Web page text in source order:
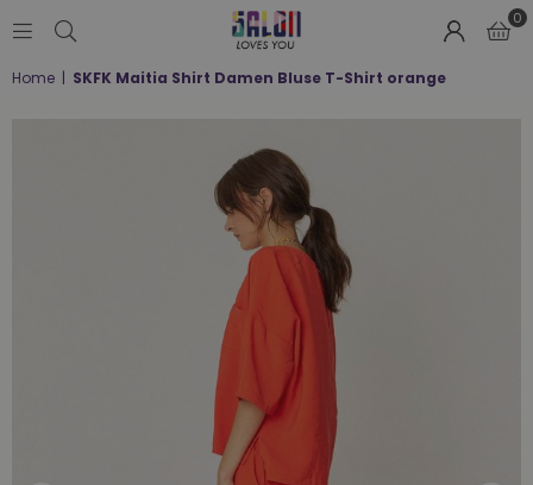
LOVES
0
Home | SKFK Maitia Shirt Damen Bluse T-Shirt orange